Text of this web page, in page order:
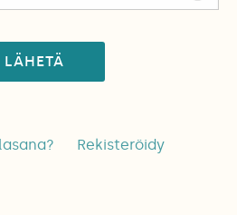
LÄHETÄ
Rekisteröidy